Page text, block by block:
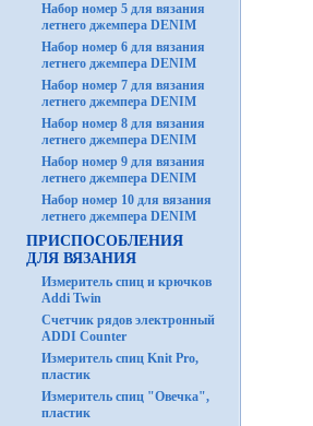
Набор номер 5 для вязания
летнего джемпера DENIM
Набор номер 6 для вязания
летнего джемпера DENIM
Набор номер 7 для вязания
летнего джемпера DENIM
Набор номер 8 для вязания
летнего джемпера DENIM
Набор номер 9 для вязания
летнего джемпера DENIM
Набор номер 10 для вязания
летнего джемпера DENIM
ПРИСПОСОБЛЕНИЯ
ДЛЯ ВЯЗАНИЯ
Измеритель спиц и крючков
Addi Twin
Счетчик рядов электронный
ADDI Counter
Измеритель спиц Knit Pro,
пластик
Измеритель спиц "Овечка",
пластик